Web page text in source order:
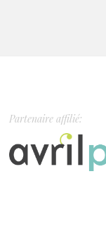
Partenaire affilié: